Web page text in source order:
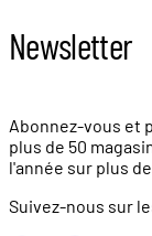
Newsletter
Abonnez-vous et
plus de 50
l'année sur plus de
Suivez-nous sur